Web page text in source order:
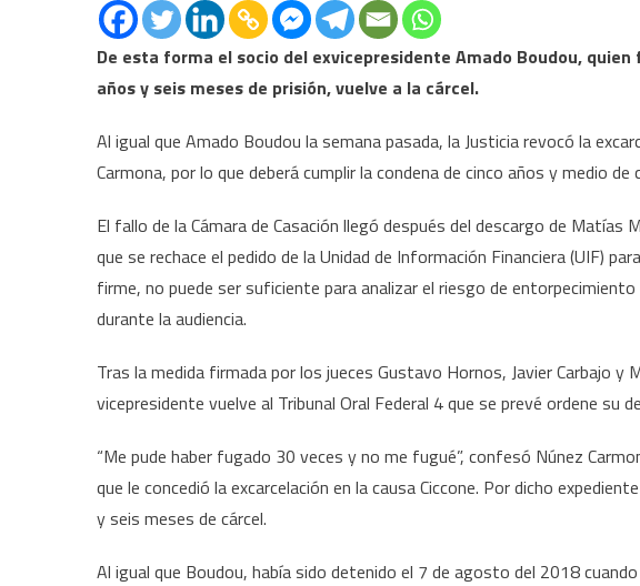
De esta forma el socio del exvicepresidente Amado Boudou,
años y seis meses de prisión, vuelve a la cárcel.
Al igual que Amado Boudou la semana pasada, la Justicia revocó la
Carmona, por lo que deberá cumplir la condena de cinco años y medio de
El fallo de la Cámara de Casación llegó después del descargo de Matías
que se rechace el pedido de la Unidad de Información Financiera (UIF)
firme, no puede ser suficiente para analizar el riesgo de
durante la audiencia.
Tras la medida firmada por los jueces Gustavo Hornos, Javier Carbajo y
vicepresidente vuelve al Tribunal Oral Federal 4 que se prevé ordene su
“Me pude haber fugado 30 veces y no me fugué”, confesó Núnez
que le concedió la excarcelación en la causa Ciccone. Por dicho
y seis meses de cárcel.
Al igual que Boudou, había sido detenido el 7 de agosto del 2018